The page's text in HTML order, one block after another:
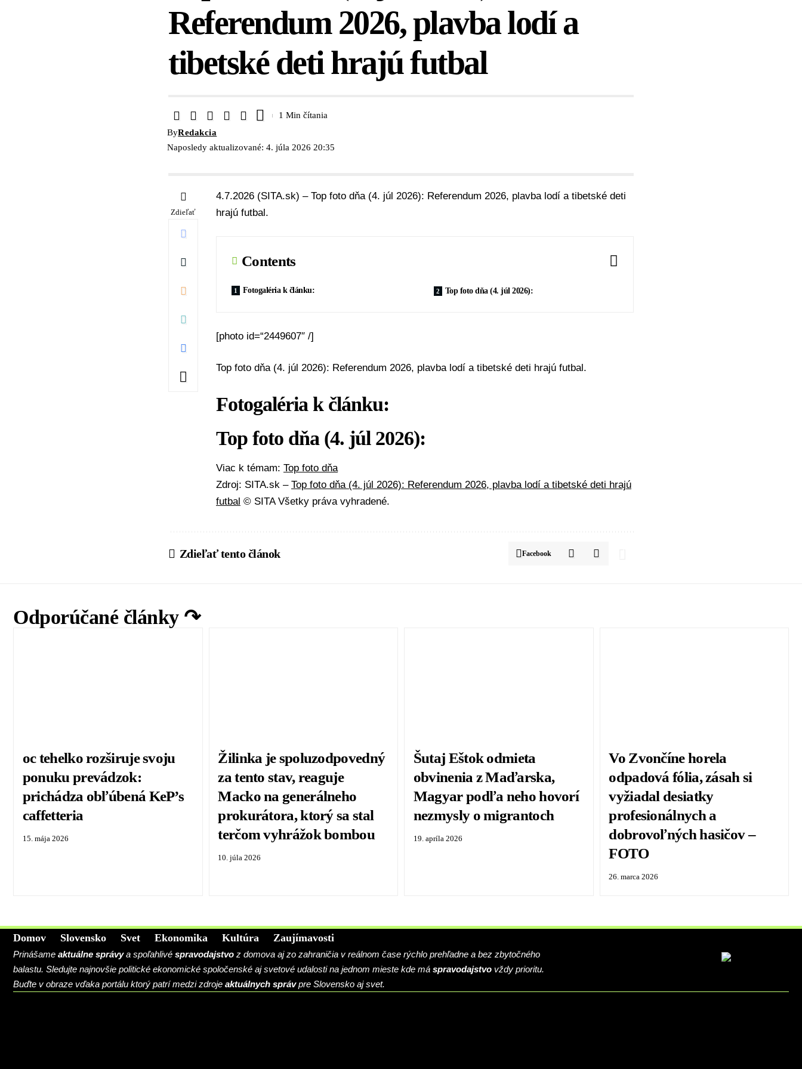
Referendum 2026, plavba lodí a
tibetské deti hrajú futbal
Naposledy aktualizované: 4. júla 2026 20:35
ByRedakcia
1 Min čítania
Zdieľať
4.7.2026 (SITA.sk) – Top foto dňa (4. júl 2026): Referendum 2026, plavba lodí a tibetské deti
hrajú futbal.
Contents
Fotogaléria k článku: Top foto dňa (4. júl 2026):
[photo id=“2449607″ /]
Top foto dňa (4. júl 2026): Referendum 2026, plavba lodí a tibetské deti hrajú futbal.
Fotogaléria k článku:
Top foto dňa (4. júl 2026):
Viac k témam: Top foto dňa
Zdroj: SITA.sk – Top foto dňa (4. júl 2026): Referendum 2026, plavba lodí a tibetské deti hrajú
futbal © SITA Všetky práva vyhradené.
Zdieľať tento článok Facebook
Odporúčané články ↷
oc tehelko rozširuje svoju
ponuku prevádzok:
prichádza obľúbená KeP’s
caffetteria
15. mája 2026
Žilinka je spoluzodpovedný
za tento stav, reaguje
Macko na generálneho
prokurátora, ktorý sa stal
terčom vyhrážok bombou
10. júla 2026
Šutaj Eštok odmieta
obvinenia z Maďarska,
Magyar podľa neho hovorí
nezmysly o migrantoch
19. apríla 2026
Vo Zvončíne horela
odpadová fólia, zásah si
vyžiadal desiatky
profesionálnych a
dobrovoľných hasičov –
FOTO
26. marca 2026
Domov Slovensko Svet Ekonomika Kultúra Zaujímavosti
Prinášame aktuálne správya spoľahlivé spravodajstvo z domova aj zo zahraničia v reálnom čase rýchlo prehľadne a bez zbytočného
balastu. Sledujte najnovšie politické ekonomické spoločenské aj svetové udalosti na jednom mieste kde má spravodajstvo vždy prioritu.
Buďte v obraze vďaka portálu ktorý patrí medzi zdroje aktuálnych správpre Slovensko aj svet.